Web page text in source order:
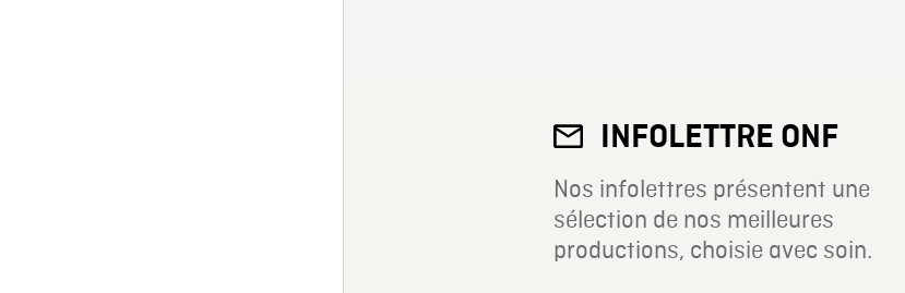
INFOLETTRE ONF
Nos infolettres présentent une
sélection de nos meilleures
productions, choisie avec soin.